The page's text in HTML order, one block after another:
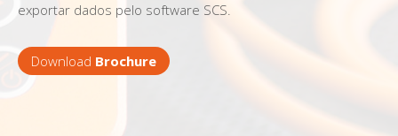
exportar dados pelo software SCS.
Download Brochure